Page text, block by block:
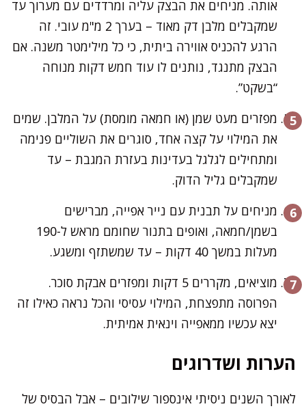
אותה. מניחים את הבצק עליה ומרדדים עם מערוך עד
שמקבלים מלבן דק מאוד – בערך 2 מ"מ עובי. זה
הרגע להכניס אווירה ביתית, כי כל מילימטר משנה. אם
הבצק מתנגד, נותנים לו עוד חמש דקות מנוחה
“בשקט”.
מפזרים מעט שמן (או חמאה מומסת) על המלבן. שמים
את המילוי על קצה אחד, סוגרים את השוליים פנימה
ומתחילים לגלגל בעדינות בעזרת המגבת – עד
שמקבלים גליל הדוק.
מניחים על תבנית עם נייר אפייה, מברישים
בשמן/חמאה, ואופים בתנור שחומם מראש ל-190
מעלות במשך 40 דקות – עד שמשתזף ומשגע.
מוציאים, מקררים 5 דקות ומפזרים אבקת סוכר.
הפרוסה מתפצחת, המילוי עסיסי והכל נראה כאילו זה
יצא עכשיו ממאפייה וינאית אמיתית.
הערות ושדרוגים
לאורך השנים ניסיתי אינספור שילובים – אבל הבסיס של